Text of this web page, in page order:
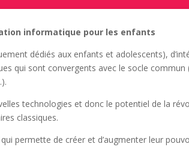
informatique pour les enfants
dédiés aux enfants et adolescents),
qui sont convergents avec le socle commun
technologies et donc le potentiel de la
classiques.
permette de créer et d’augmenter leur